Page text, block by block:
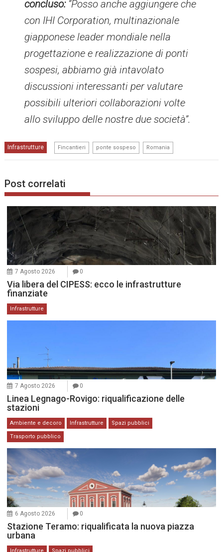
concluso:“Posso anche aggiungere che
con IHI Corporation, multinazionale
giapponese leader mondiale nella
progettazione e realizzazione di ponti
sospesi, abbiamo già intavolato
discussioni interessanti per valutare
possibili ulteriori collaborazioni volte
allo sviluppo delle nostre due società”.
Infrastrutture Fincantieri ponte sospeso Romania
Post correlati
7 Agosto 2026 0
Via libera del CIPESS: ecco le infrastrutture
finanziate
Infrastrutture
7 Agosto 2026 0
Linea Legnago-Rovigo: riqualificazione delle
stazioni
Ambiente e decoro Infrastrutture Spazi pubblici
Trasporto pubblico
6 Agosto 2026 0
Stazione Teramo: riqualificata la nuova piazza
urbana